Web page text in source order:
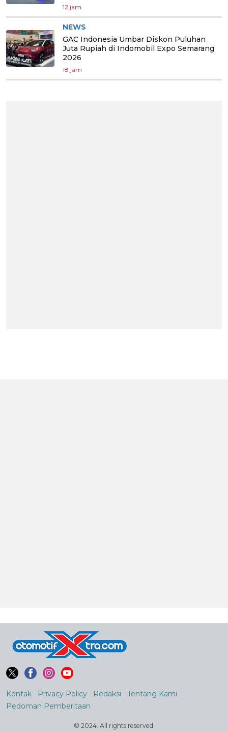
12 jam
NEWS
GAC Indonesia Umbar Diskon Puluhan
Juta Rupiah di Indomobil Expo Semarang
2026
18 jam
Kontak Privacy Policy Redaksi
Tentang Kami
Pedoman Pemberitaan
© 2024. All rights reserved.